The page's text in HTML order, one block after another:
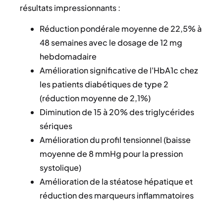
résultats impressionnants :
Réduction pondérale moyenne de 22,5% à
48 semaines avec le dosage de 12 mg
hebdomadaire
Amélioration significative de l'HbA1c chez
les patients diabétiques de type 2
(réduction moyenne de 2,1%)
Diminution de 15 à 20% des triglycérides
sériques
Amélioration du profil tensionnel (baisse
moyenne de 8 mmHg pour la pression
systolique)
Amélioration de la stéatose hépatique et
réduction des marqueurs inflammatoires